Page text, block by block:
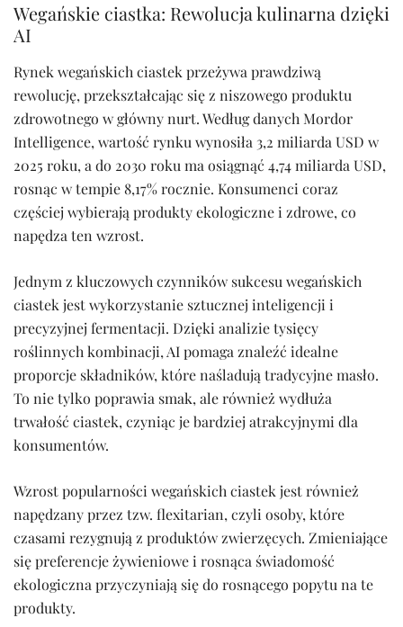
Wegańskie ciastka: Rewolucja kulinarna dzięki
AI
Rynek wegańskich ciastek przeżywa prawdziwą
rewolucję, przekształcając się z niszowego produktu
zdrowotnego w główny nurt. Według danych Mordor
Intelligence, wartość rynku wynosiła 3,2 miliarda USD w
2025 roku, a do 2030 roku ma osiągnąć 4,74 miliarda USD,
rosnąc w tempie 8,17% rocznie. Konsumenci coraz
częściej wybierają produkty ekologiczne i zdrowe, co
napędza ten wzrost.
Jednym z kluczowych czynników sukcesu wegańskich
ciastek jest wykorzystanie sztucznej inteligencji i
precyzyjnej fermentacji. Dzięki analizie tysięcy
roślinnych kombinacji, AI pomaga znaleźć idealne
proporcje składników, które naśladują tradycyjne masło.
To nie tylko poprawia smak, ale również wydłuża
trwałość ciastek, czyniąc je bardziej atrakcyjnymi dla
konsumentów.
Wzrost popularności wegańskich ciastek jest również
napędzany przez tzw. flexitarian, czyli osoby, które
czasami rezygnują z produktów zwierzęcych. Zmieniające
się preferencje żywieniowe i rosnąca świadomość
ekologiczna przyczyniają się do rosnącego popytu na te
produkty.